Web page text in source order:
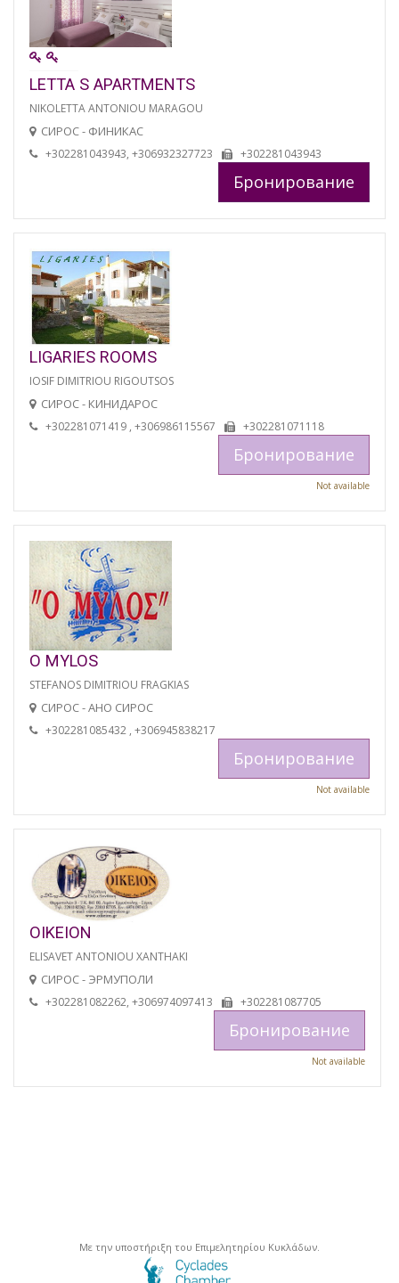
LETTA S APARTMENTS
NIKOLETTA ANTONIOU MARAGOU
СИРОС - ФИНИКАС
+302281043943, +306932327723 +302281043943
Бронирование
LIGARIES ROOMS
IOSIF DIMITRIOU RIGOUTSOS
СИРОС - КИНИДАРОС
+302281071419 , +306986115567 +302281071118
Бронирование
Not available
O MYLOS
STEFANOS DIMITRIOU FRAGKIAS
СИРОС - АНО СИРОС
+302281085432 , +306945838217
Бронирование
Not available
OIKEION
ELISAVET ANTONIOU XANTHAKI
СИРОС - ЭРМУПОЛИ
+302281082262, +306974097413 +302281087705
Бронирование
Not available
Με την υποστήριξη του Επιμελητηρίου Κυκλάδων.